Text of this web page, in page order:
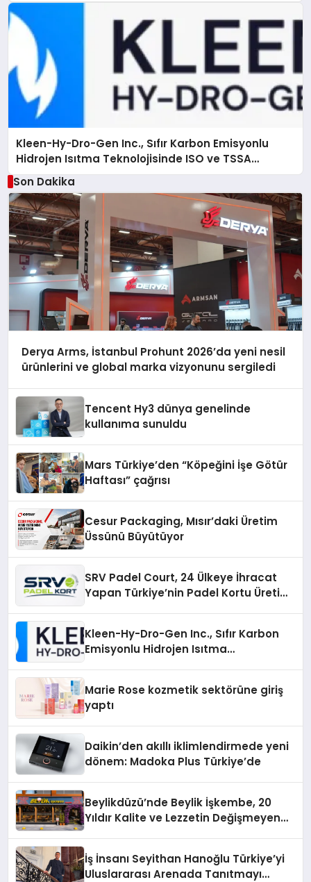
Kleen-Hy-Dro-Gen Inc., Sıfır Karbon Emisyonlu
Hidrojen Isıtma Teknolojisinde ISO ve TSSA
Düzenleyici Onaylarını Aldı
Son Dakika
Derya Arms, İstanbul Prohunt 2026’da yeni nesil
ürünlerini ve global marka vizyonunu sergiledi
Tencent Hy3 dünya genelinde
kullanıma sunuldu
Mars Türkiye’den “Köpeğini İşe Götür
Haftası” çağrısı
Cesur Packaging, Mısır’daki Üretim
Üssünü Büyütüyor
SRV Padel Court, 24 Ülkeye İhracat
Yapan Türkiye’nin Padel Kortu Üretim
Kleen-Hy-Dro-Gen Inc., Sıfır Karbon
Emisyonlu Hidrojen Isıtma
Marie Rose kozmetik sektörüne giriş
yaptı
Daikin’den akıllı iklimlendirmede yeni
dönem: Madoka Plus Türkiye’de
Beylikdüzü’nde Beylik İşkembe, 20
Yıldır Kalite ve Lezzetin Değişmeyen
İş İnsanı Seyithan Hanoğlu Türkiye’yi
Uluslararası Arenada Tanıtmayı